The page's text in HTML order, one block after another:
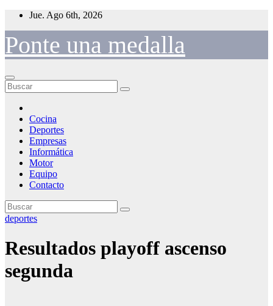
Saltar
contenido
Jue. Ago 6th, 2026
Ponte una medalla
Cocina
Deportes
Empresas
Informática
Motor
Equipo
Contacto
deportes
Resultados playoff ascenso
segunda